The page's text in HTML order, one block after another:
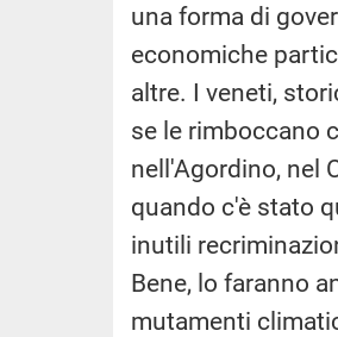
una forma di
economiche
altre. I veneti,
se le rimboccano
nell'Agordino, nel
quando c'è stato
inutili
Bene, lo faranno
mutamenti